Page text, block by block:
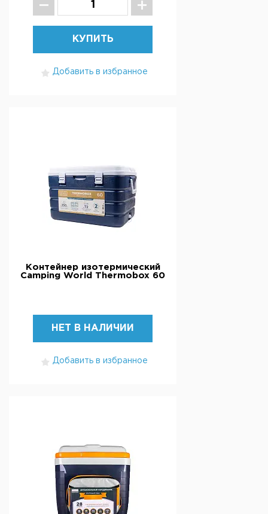
КУПИТЬ
Добавить в избранное
Контейнер изотермический
Camping World Thermobox 60
НЕТ В НАЛИЧИИ
Добавить в избранное